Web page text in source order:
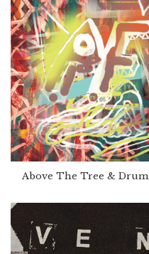
Above The Tree &